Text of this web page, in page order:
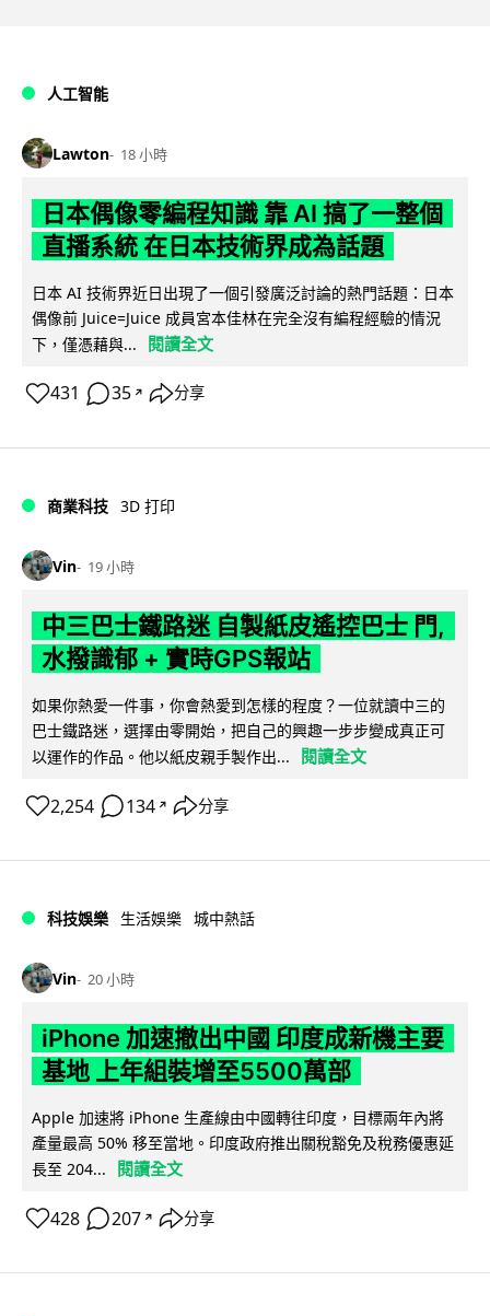
人工智能
Lawton 18 小時
日本偶像零編程知識 靠 AI 搞了一整個
直播系統 在日本技術界成為話題
日本 AI 技術界近日出現了一個引發廣泛討論的熱門話題：日本
偶像前 Juice=Juice 成員宮本佳林在完全沒有編程經驗的情況
下，僅憑藉與...
閱讀全文
431 35 ↗ 分享
商業科技 3D 打印
Vin 19 小時
中三巴士鐵路迷 自製紙皮遙控巴士 門,
水撥識郁 + 實時GPS報站
如果你熱愛一件事，你會熱愛到怎樣的程度？一位就讀中三的
巴士鐵路迷，選擇由零開始，把自己的興趣一步步變成真正可
以運作的作品。他以紙皮親手製作出...
閱讀全文
2,254 134 ↗ 分享
科技娛樂 生活娛樂 城中熱話
Vin 20 小時
iPhone 加速撤出中國 印度成新機主要
基地 上年組裝增至5500萬部
Apple 加速將 iPhone 生產線由中國轉往印度，目標兩年內將
產量最高 50% 移至當地。印度政府推出關稅豁免及稅務優惠延
長至 204...
閱讀全文
428 207 ↗ 分享